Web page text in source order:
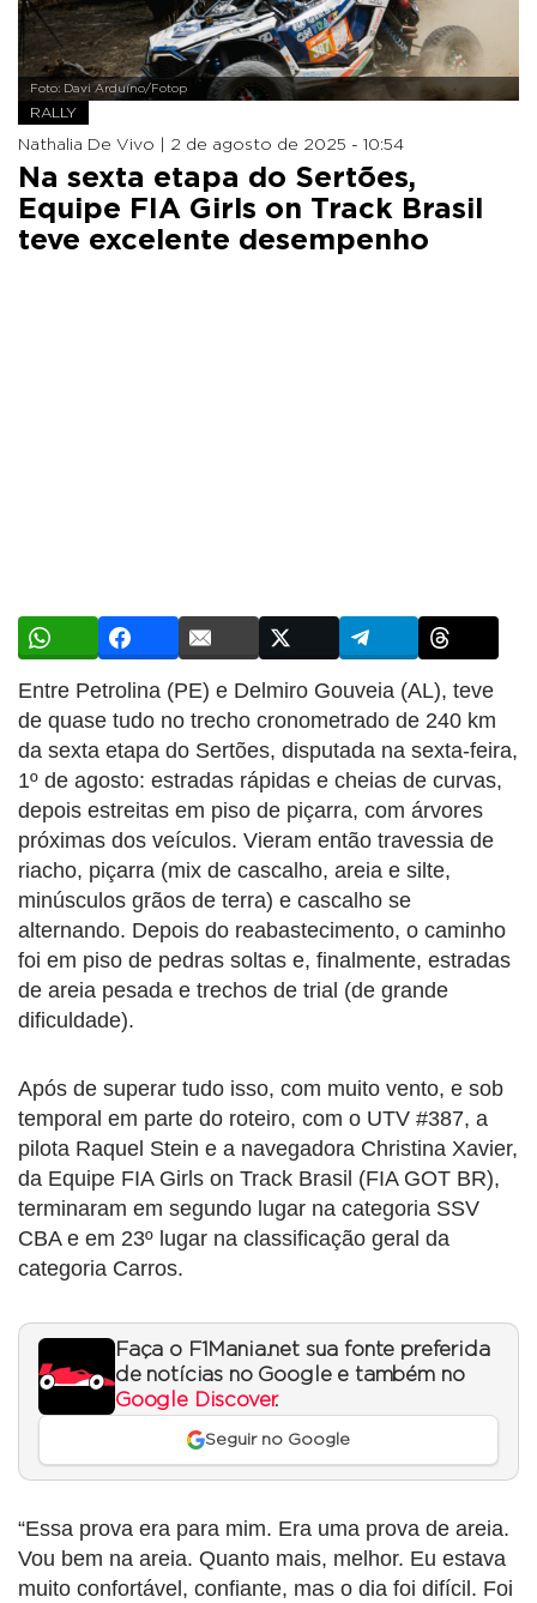
Foto: Davi Arduíno/Fotop
RALLY
Nathalia De Vivo | 2 de agosto de 2025 - 10:54
Na sexta etapa do Sertões,
Equipe FIA Girls on Track Brasil
teve excelente desempenho
Entre Petrolina (PE) e Delmiro Gouveia (AL), teve
de quase tudo no trecho cronometrado de 240 km
da sexta etapa do Sertões, disputada na sexta-feira,
1º de agosto: estradas rápidas e cheias de curvas,
depois estreitas em piso de piçarra, com árvores
próximas dos veículos. Vieram então travessia de
riacho, piçarra (mix de cascalho, areia e silte,
minúsculos grãos de terra) e cascalho se
alternando. Depois do reabastecimento, o caminho
foi em piso de pedras soltas e, finalmente, estradas
de areia pesada e trechos de trial (de grande
dificuldade).
Após de superar tudo isso, com muito vento, e sob
temporal em parte do roteiro, com o UTV #387, a
pilota Raquel Stein e a navegadora Christina Xavier,
da Equipe FIA Girls on Track Brasil (FIA GOT BR),
terminaram em segundo lugar na categoria SSV
CBA e em 23º lugar na classificação geral da
categoria Carros.
Faça o F1Mania.net sua fonte preferida
de notícias no Google e também no
Google Discover.
Seguir no Google
“Essa prova era para mim. Era uma prova de areia.
Vou bem na areia. Quanto mais, melhor. Eu estava
muito confortável, confiante, mas o dia foi difícil. Foi